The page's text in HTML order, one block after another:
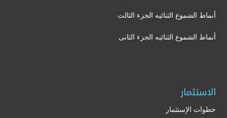
أنماط الشموع الثنائيه الجزء الثالث
أنماط الشموع الثنائيه الجزء الثانى
الاستثمار
خطوات الإستثمار